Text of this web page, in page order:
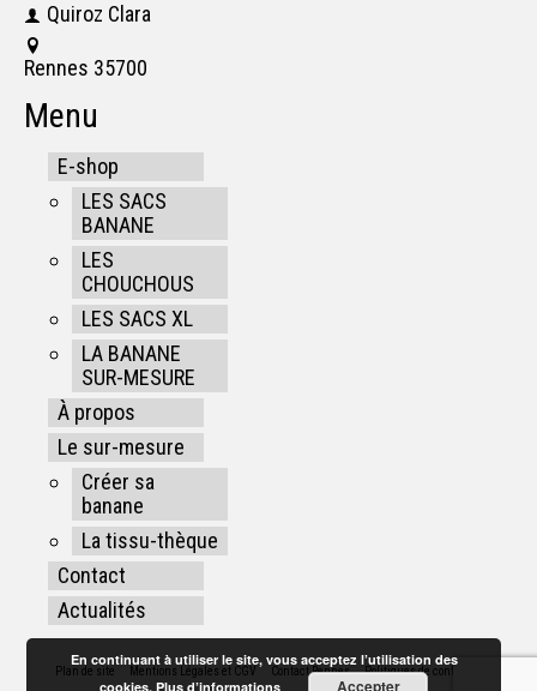
Quiroz Clara
Rennes 35700
Menu
E-shop
LES SACS
BANANE
LES
CHOUCHOUS
LES SACS XL
LA BANANE
SUR-MESURE
À propos
Le sur-mesure
Créer sa
banane
La tissu-thèque
Contact
Actualités
Plan de site Mentions Légales et CGV Contact Rennes Politiques de confidentialité
En continuant à utiliser le site, vous acceptez l’utilisation des
cookies.Plus d’informations Accepter